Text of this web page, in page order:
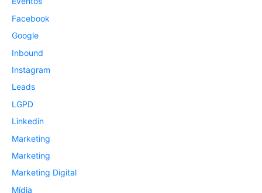
Facebook
Google
Inbound
Instagram
Leads
LGPD
Linkedin
Marketing
Marketing
Marketing Digital
Mídia